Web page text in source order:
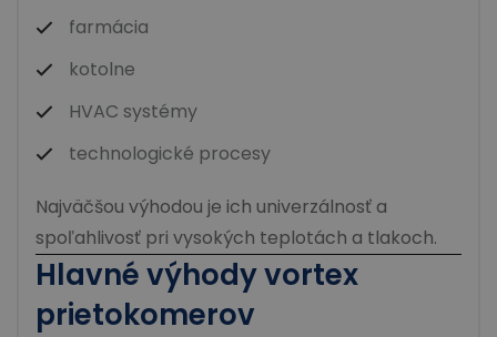
farmácia
kotolne
HVAC systémy
technologické procesy
Najväčšou výhodou je ich univerzálnosť a
spoľahlivosť pri vysokých teplotách a tlakoch.
Hlavné výhody vortex
prietokomerov